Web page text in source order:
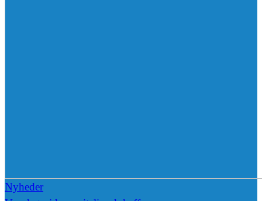
Nyheder